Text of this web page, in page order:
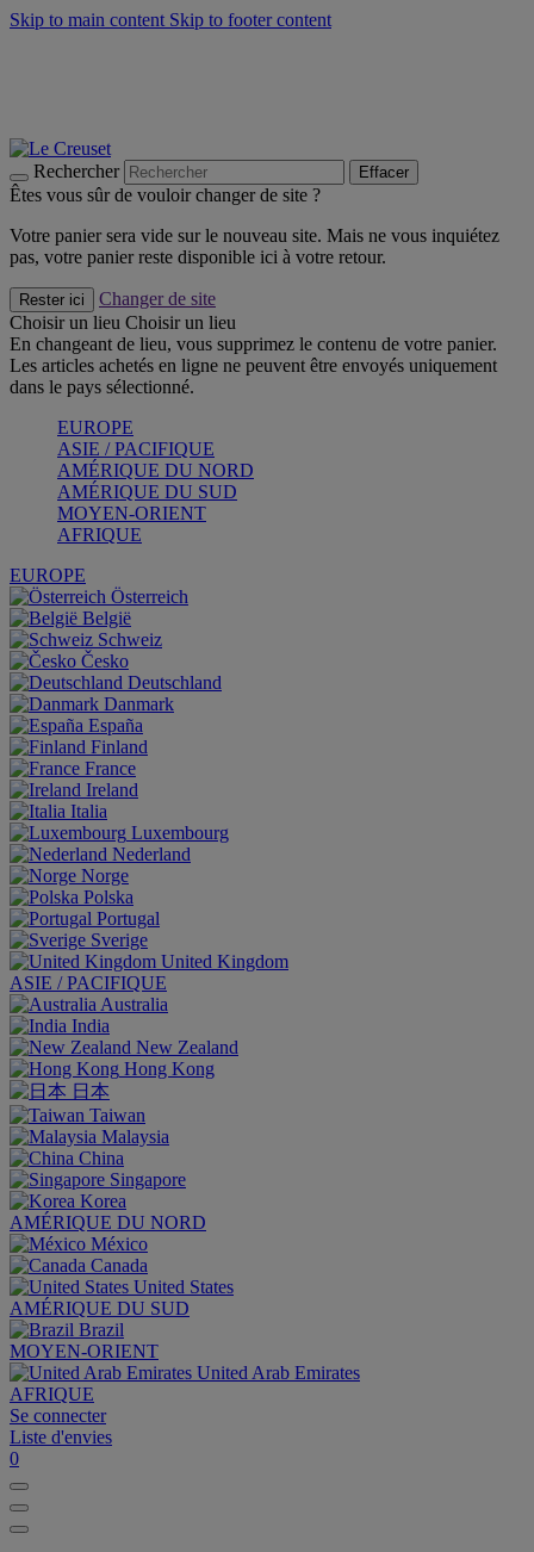
Skip to main content Skip to footer content
Rechercher Effacer
Êtes vous sûr de vouloir changer de site ?
Votre panier sera vide sur le nouveau site. Mais ne vous inquiétez
pas, votre panier reste disponible ici à votre retour.
Rester ici
Changer de site
Choisir un lieu Choisir un lieu
En changeant de lieu, vous supprimez le contenu de votre panier.
Les articles achetés en ligne ne peuvent être envoyés uniquement
dans le pays sélectionné.
EUROPE
ASIE / PACIFIQUE
AMÉRIQUE DU NORD
AMÉRIQUE DU SUD
MOYEN-ORIENT
AFRIQUE
EUROPE
Österreich
België
Schweiz
Česko
Deutschland
Danmark
España
Finland
France
Ireland
Italia
Luxembourg
Nederland
Norge
Polska
Portugal
Sverige
United Kingdom
ASIE / PACIFIQUE
Australia
India
New Zealand
Hong Kong
日本
Taiwan
Malaysia
China
Singapore
Korea
AMÉRIQUE DU NORD
México
Canada
United States
AMÉRIQUE DU SUD
Brazil
MOYEN-ORIENT
United Arab Emirates
AFRIQUE
Se connecter
Liste d'envies
0